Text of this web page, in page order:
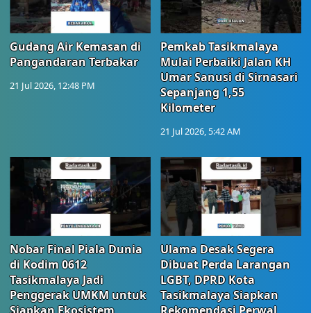
Gudang Air Kemasan di
Pangandaran Terbakar
21 Jul 2026, 12:48 PM
Pemkab Tasikmalaya
Mulai Perbaiki Jalan KH
Umar Sanusi di Sirnasari
Sepanjang 1,55
Kilometer
21 Jul 2026, 5:42 AM
Nobar Final Piala Dunia
di Kodim 0612
Tasikmalaya Jadi
Penggerak UMKM untuk
Ulama Desak Segera
Dibuat Perda Larangan
LGBT, DPRD Kota
Tasikmalaya Siapkan